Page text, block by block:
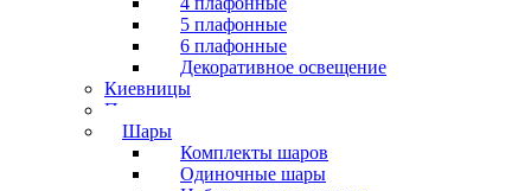
5 плафонные
6 плафонные
Декоративное освещение
Киевницы
Полочки
Шары
Комплекты шаров
Одиночные шары